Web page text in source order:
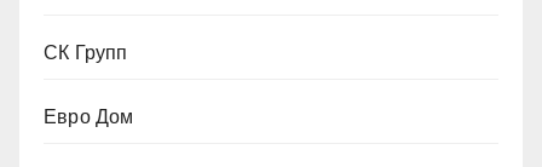
СК Групп
Евро Дом